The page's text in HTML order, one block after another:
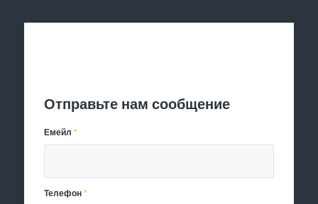
Отправьте нам сообщение
Емейл*
Телефон*